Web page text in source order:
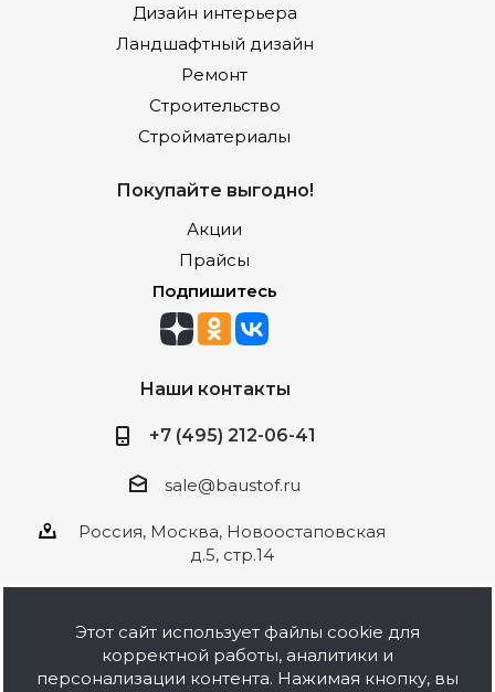
Дизайн интерьера
Ландшафтный дизайн
Ремонт
Строительство
Стройматериалы
Покупайте выгодно!
Акции
Прайсы
Подпишитесь
Наши контакты
+7 (495) 212-06-41
sale@baustof.ru
Россия, Москва, Новоостаповская
д.5, стр.14
2026 © ООО Баустов. Собственное
Этот сайт использует файлы cookie для
корректной работы, аналитики и
персонализации контента. Нажимая кнопку, вы